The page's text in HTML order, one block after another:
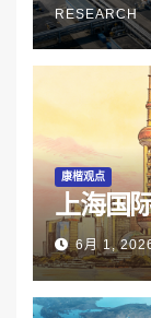
RESEARCH
康楷观点
上海国
6月 1,